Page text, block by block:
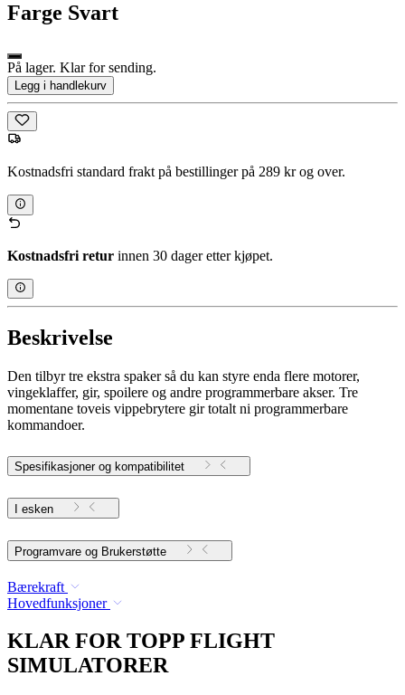
Farge Svart
På lager. Klar for sending.
Legg i handlekurv
Kostnadsfri standard frakt på bestillinger på 289 kr og over.
Kostnadsfri retur innen 30 dager etter kjøpet.
Beskrivelse
Den tilbyr tre ekstra spaker så du kan styre enda flere motorer,
vingeklaffer, gir, spoilere og andre programmerbare akser. Tre
momentane toveis vippebrytere gir totalt ni programmerbare
kommandoer.
Spesifikasjoner og kompatibilitet
I esken
Programvare og Brukerstøtte
Bærekraft
Hovedfunksjoner
KLAR FOR TOPP FLIGHT
SIMULATORER